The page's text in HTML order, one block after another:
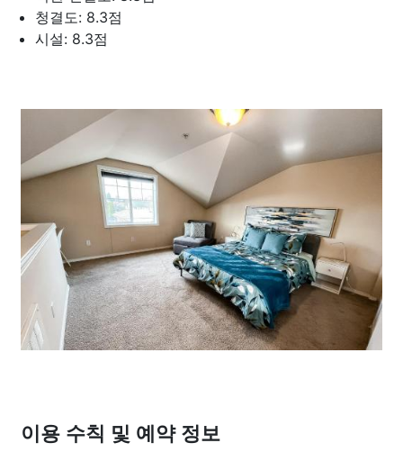
청결도: 8.3점
시설: 8.3점
이용 수칙 및 예약 정보